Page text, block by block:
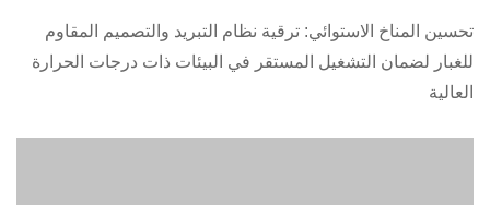
تحسين المناخ الاستوائي: ترقية نظام التبريد والتصميم المقاوم
للغبار لضمان التشغيل المستقر في البيئات ذات درجات الحرارة
العالية